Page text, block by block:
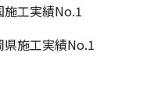
施工実績No.1
施工実績No.1